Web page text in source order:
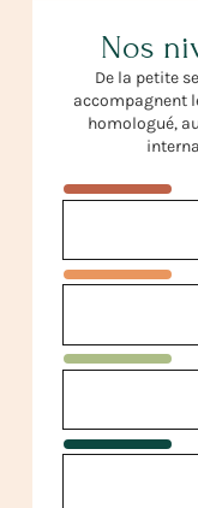
Nos
De la petite
accompagnent
homologué,